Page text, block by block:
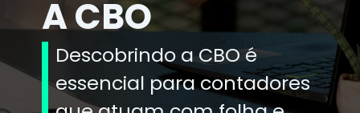
A CBO
Descobrindo a CBO é
essencial para contadores